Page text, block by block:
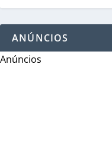
ANÚNCIOS
Anúncios